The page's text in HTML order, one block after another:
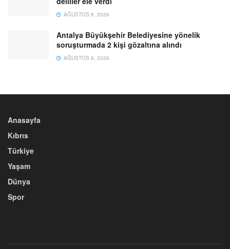
AĞUSTOS 6, 2026
Antalya Büyükşehir Belediyesine yönelik
soruşturmada 2 kişi gözaltına alındı
AĞUSTOS 6, 2026
Anasayfa
Kıbrıs
Türkiye
Yaşam
Dünya
Spor